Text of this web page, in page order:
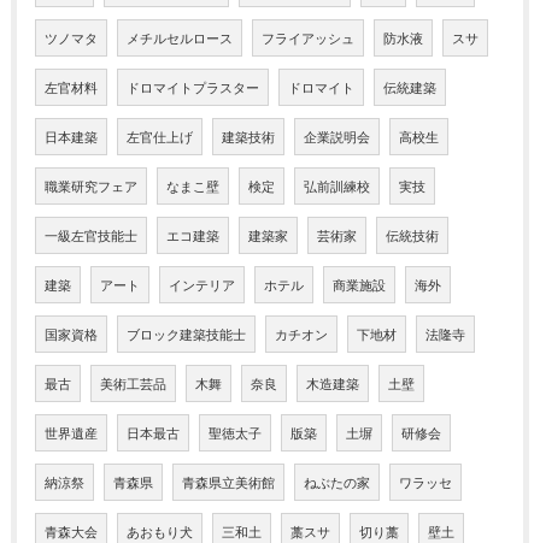
ツノマタ メチルセルロース フライアッシュ 防水液 スサ
左官材料 ドロマイトプラスター ドロマイト 伝統建築
日本建築 左官仕上げ 建築技術 企業説明会 高校生
職業研究フェア なまこ壁 検定 弘前訓練校 実技
一級左官技能士 エコ建築 建築家 芸術家 伝統技術
建築 アート インテリア ホテル 商業施設 海外
国家資格 ブロック建築技能士 カチオン 下地材 法隆寺
最古 美術工芸品 木舞 奈良 木造建築 土壁
世界遺産 日本最古 聖徳太子 版築 土塀 研修会
納涼祭 青森県 青森県立美術館 ねぶたの家 ワラッセ
青森大会 あおもり犬 三和土 藁スサ 切り藁 壁土